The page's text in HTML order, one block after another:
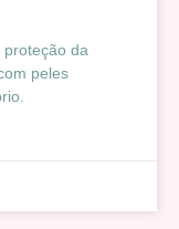
da
peles